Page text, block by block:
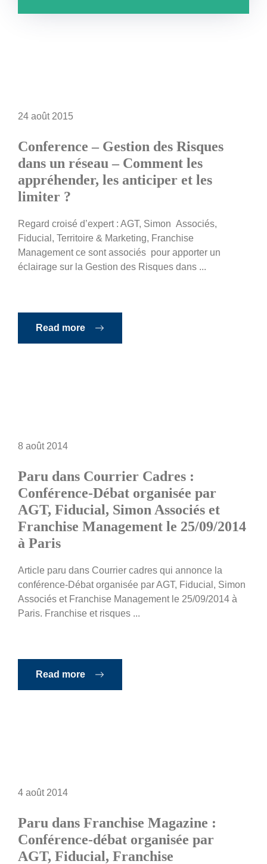
24 août 2015
Conference – Gestion des Risques
dans un réseau – Comment les
appréhender, les anticiper et les
limiter ?
Regard croisé d’expert : AGT, Simon Associés,
Fiducial, Territoire & Marketing, Franchise
Management ce sont associés pour apporter un
éclairage sur la Gestion des Risques dans ...
Read more
8 août 2014
Paru dans Courrier Cadres :
Conférence-Débat organisée par
AGT, Fiducial, Simon Associés et
Franchise Management le 25/09/2014
à Paris
Article paru dans Courrier cadres qui annonce la
conférence-Débat organisée par AGT, Fiducial, Simon
Associés et Franchise Management le 25/09/2014 à
Paris. Franchise et risques ...
Read more
4 août 2014
Paru dans Franchise Magazine :
Conférence-débat organisée par
AGT, Fiducial, Franchise